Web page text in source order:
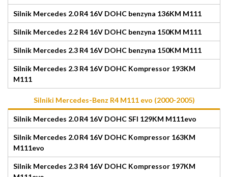
Silnik Mercedes 2.0 R4 16V DOHC benzyna 136KM M111
Silnik Mercedes 2.2 R4 16V DOHC benzyna 150KM M111
Silnik Mercedes 2.3 R4 16V DOHC benzyna 150KM M111
Silnik Mercedes 2.3 R4 16V DOHC Kompressor 193KM
M111
Silniki Mercedes-Benz R4 M111 evo (2000-2005)
Silnik Mercedes 2.0 R4 16V DOHC SFI 129KM M111evo
Silnik Mercedes 2.0 R4 16V DOHC Kompressor 163KM
M111evo
Silnik Mercedes 2.3 R4 16V DOHC Kompressor 197KM